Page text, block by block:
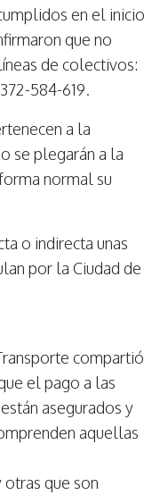
en el inicio
que no
de colectivos:
584-619.
a la
se plegarán a la
normal su
o indirecta unas
por la Ciudad de
compartió
el pago a las
asegurados y
aquellas
otras que son